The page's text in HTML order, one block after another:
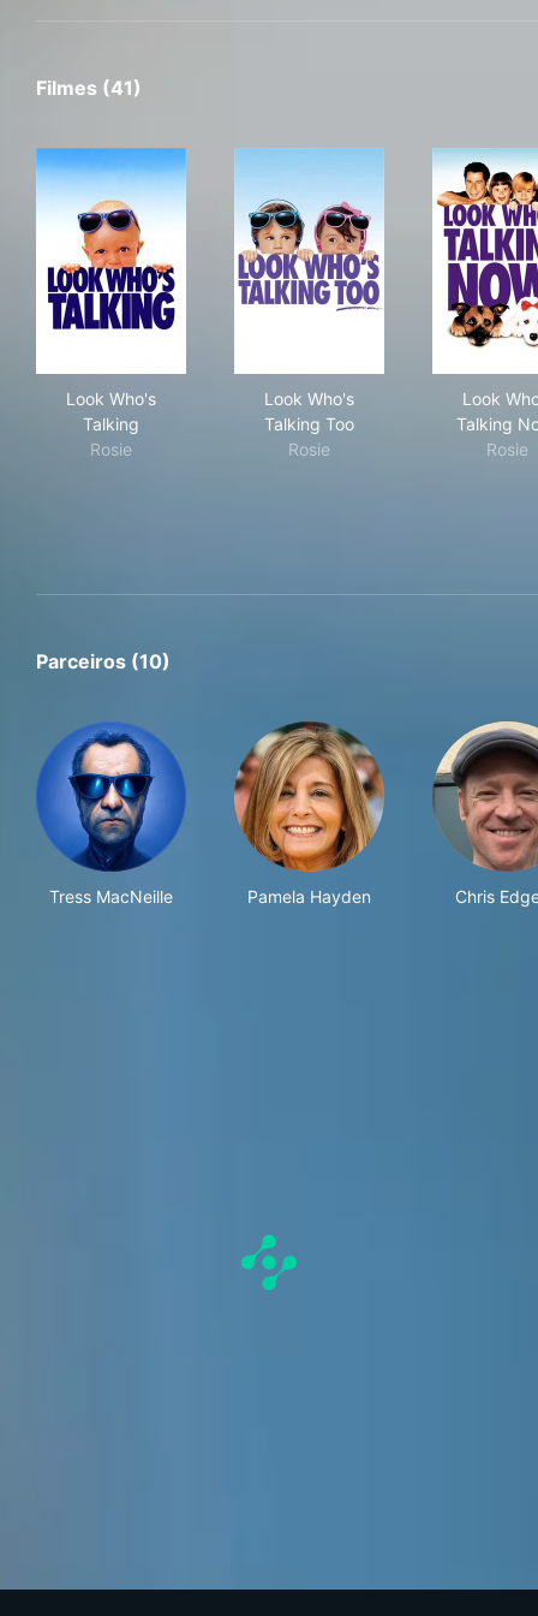
Filmes (41)
Look Who's
Talking
Rosie
Look Who's
Talking Too
Rosie
Look
Talking
Rosie
Parceiros (10)
Tress MacNeille Pamela Hayden Chris